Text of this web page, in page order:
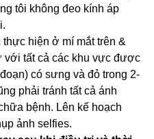
tôi không đeo kính áp
hiện ở mí mắt trên &
tất cả các khu vực được
có sưng và đỏ trong 2-
phải tránh tất cả ánh
bệnh. Lên kế hoạch
ảnh selfies.